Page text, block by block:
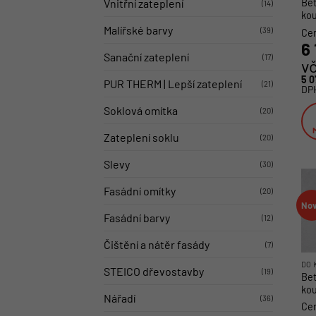
Vnitřní zateplení (14)
Malířské barvy (39)
Sanační zateplení (17)
PUR THERM | Lepší zateplení (21)
Soklová omítka (20)
Zateplení soklu (20)
Slevy (30)
Fasádní omítky (20)
Fasádní barvy (12)
Čištění a nátěr fasády (7)
STEICO dřevostavby (19)
Nářadí (36)
6
5
více
na
DO